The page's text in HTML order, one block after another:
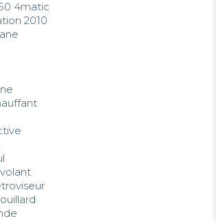
4matic
2010